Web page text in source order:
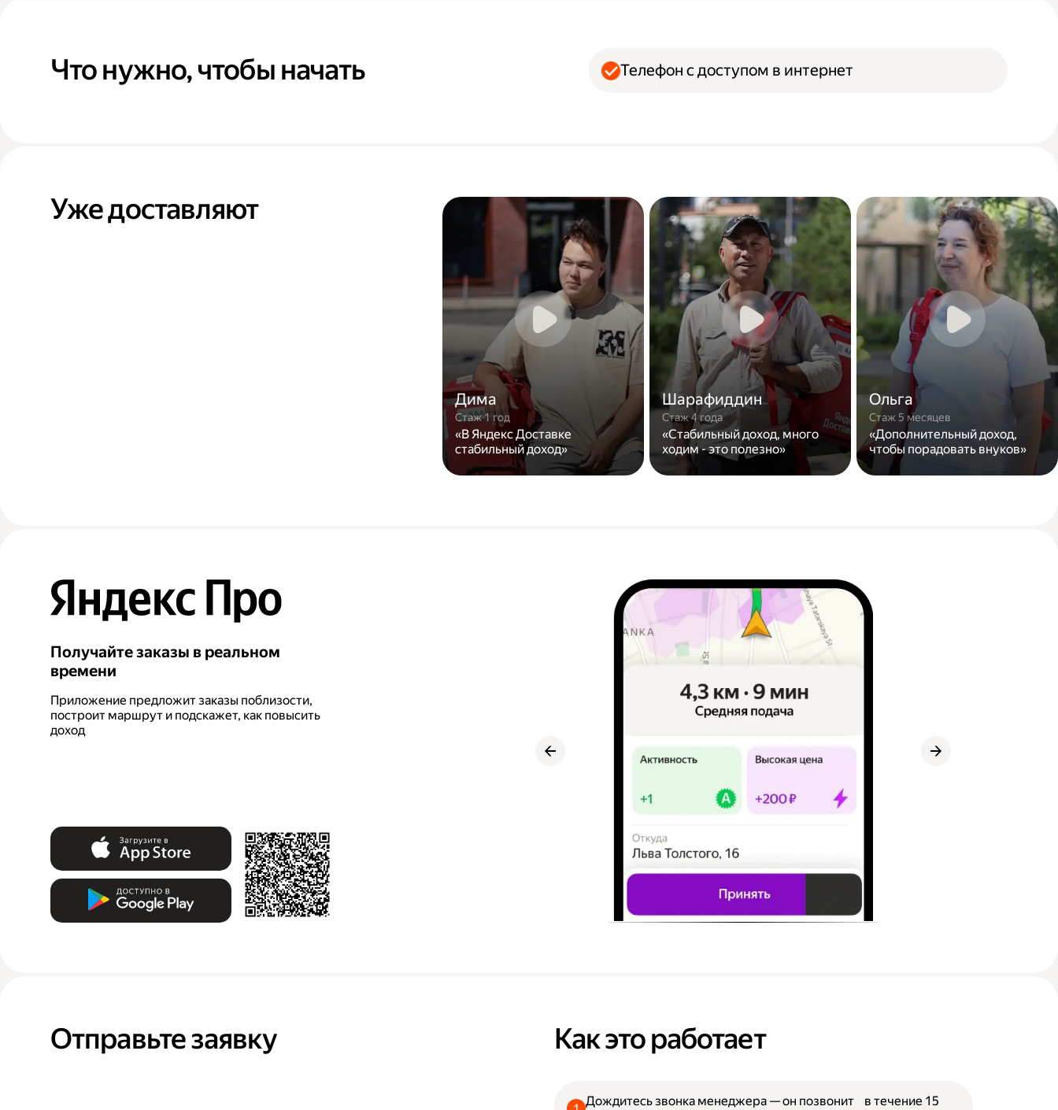
Что нужно, чтобы начать Телефон с доступом в интернет
Уже доставляют
Дима
Стаж 1 год
«В Яндекс Доставке
стабильный доход»
Шарафиддин
Стаж 4 года
«Стабильный доход, много
ходим - это полезно»
Ольга
Стаж 5 месяцев
«Дополнительный доход,
чтобы порадовать внуков»
Получайте заказы в реальном
времени
Приложение предложит заказы поблизости,
построит маршрут и подскажет, как повысить
доход
Отправьте заявку Как это работает
Дождитесь звонка менеджера — он позвонит в течение 15